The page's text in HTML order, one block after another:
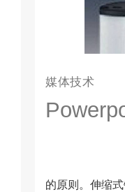
媒体技术
的原则。伸缩